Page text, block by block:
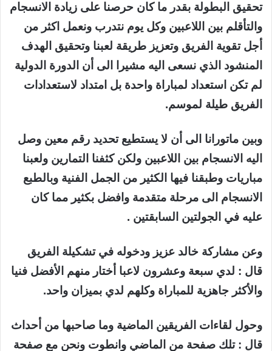
تحقيق البطولة بقدر ما كان حرصنا على زيادة الانسجام
والتأقلم بين اللاعبين وكل يوم نتدرب ونعمل اكثر من
أجل تقوية الفريق وتعزيز طريقة لعبنا وتحقيق الهدف
المنشود الذي نسعى اليه مشيرا الى أن الدورة الدولية
لم تكن استعداد لمباراة واحدة بل امتداد لاستعدادات
الفريق طيلة لموسم.
وبين ماتورانا الى أن لا يستطيع تحديد رقم معين وصل
اليه الانسجام بين اللاعبين ولكن كثفنا التمارين ولعبنا
مباريات وطبقنا فيها الكثير من الجمل الفنية وبالطبع
الانسجام الى مرحلة متقدمة وافضل بكثير مما كان
عليه في الجولتين السابقتين .
وعن مشاركة خالد عزيز ودخوله في تشكيلة الفريق
قال : لدي سبعة وعشرون لاعبا أختار منهم الأفضل فنيا
والأكثر جاهزية للمباراة وكلهم لدي بميزان واحد.
وحول لقاءات الفريقين الماضية وما صاحبها من أحداث
قال : تلك صفحة من الماضي وانطوت ونحن مع صفحة